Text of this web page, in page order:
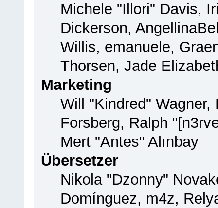
Michele "Illori" Davis,
Dickerson,
Willis, emanuele,
Thorsen, Jade
Marketing
Will "Kindred" Wagner,
Forsberg, Ralph
Mert "Antes" Alınbay
Übersetzer
Nikola "Dzonny"
Domínguez, m4z,